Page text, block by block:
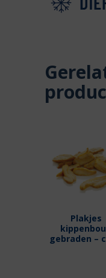
Plakjes
gebraden –